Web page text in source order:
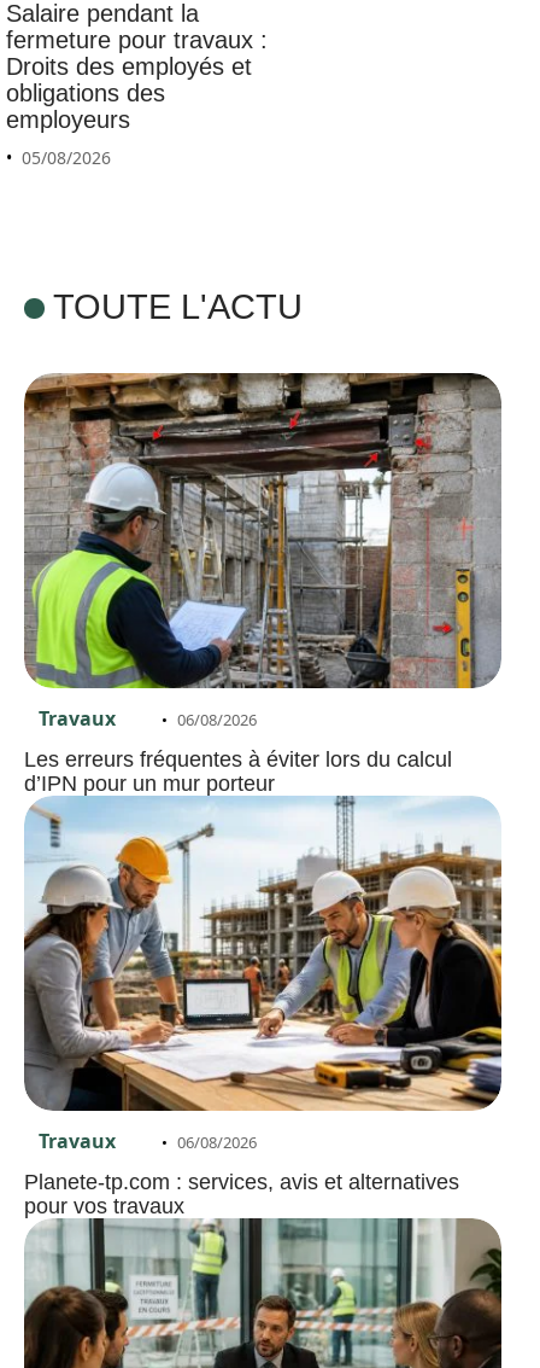
Salaire pendant la
fermeture pour travaux :
Droits des employés et
obligations des
employeurs
05/08/2026
TOUTE L'ACTU
Travaux 06/08/2026
Les erreurs fréquentes à éviter lors du calcul
d’IPN pour un mur porteur
Travaux 06/08/2026
Planete-tp.com : services, avis et alternatives
pour vos travaux